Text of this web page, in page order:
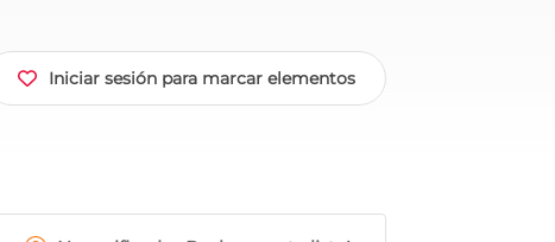
Iniciar sesión para marcar elementos